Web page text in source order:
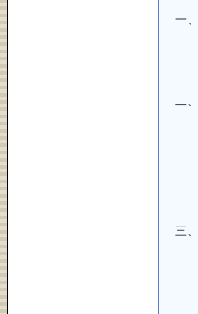
一、
二、
三、